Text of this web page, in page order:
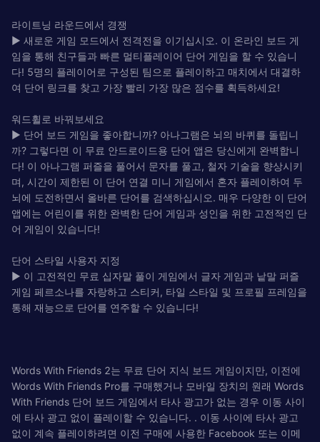
라이트닝 라운드에서 경쟁
► 새로운 게임 모드에서 전격전을 이기십시오. 이 온라인 보드 게
임을 통해 친구들과 빠른 멀티플레이어 단어 게임을 할 수 있습니
다! 5명의 플레이어로 구성된 팀으로 플레이하고 매치에서 대결하
여 단어 링크를 찾고 가장 빨리 가장 많은 점수를 획득하세요!
워드휠로 바꿔보세요
► 단어 보드 게임을 좋아합니까? 아나그램은 뇌의 바퀴를 돌립니
까? 그렇다면 이 무료 안드로이드용 단어 앱은 당신에게 완벽합니
다! 이 아나그램 퍼즐을 풀어서 문자를 풀고, 철자 기술을 향상시키
며, 시간이 제한된 이 단어 연결 미니 게임에서 혼자 플레이하여 두
뇌에 도전하면서 올바른 단어를 검색하십시오. 매우 다양한 이 단어
앱에는 어린이를 위한 완벽한 단어 게임과 성인을 위한 고전적인 단
어 게임이 있습니다!
단어 스타일 사용자 지정
► 이 고전적인 무료 십자말 풀이 게임에서 글자 게임과 낱말 퍼즐
게임 페르소나를 자랑하고 스티커, 타일 스타일 및 프로필 프레임을
통해 재능으로 단어를 연주할 수 있습니다!
Words With Friends 2는 무료 단어 지식 보드 게임이지만, 이전에
Words With Friends Pro를 구매했거나 모바일 장치의 원래 Words
With Friends 단어 보드 게임에서 타사 광고가 없는 경우 이동 사이
에 타사 광고 없이 플레이할 수 있습니다. . 이동 사이에 타사 광고
없이 계속 플레이하려면 이전 구매에 사용한 Facebook 또는 이메